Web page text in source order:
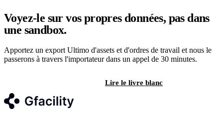
Voyez-le sur vos propres données, pas dans
une sandbox.
Apportez un export Ultimo d'assets et d'ordres de travail et nous le
passerons à travers l'importateur dans un appel de 30 minutes.
Lire le livre blanc